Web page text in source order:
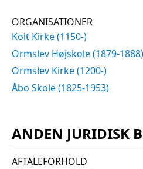
ORGANISATIONER
Kolt Kirke (1150-)
Ormslev Højskole (1879-1888)
Ormslev Kirke (1200-)
Åbo Skole (1825-1953)
ANDEN JURIDISK
AFTALEFORHOLD